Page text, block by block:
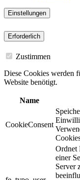
Einstellungen
Erforderlich
Zustimmen
Diese Cookies werden
Website benötigt.
Name
CookieConsent
Ordnet
einer
Server